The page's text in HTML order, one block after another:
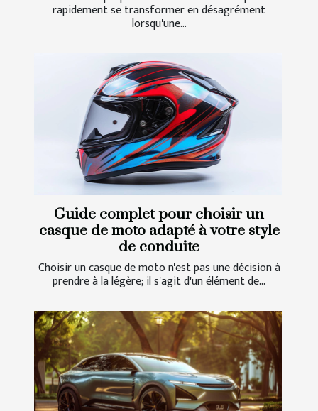
rapidement se transformer en désagrément
lorsqu'une...
Guide complet pour choisir un
casque de moto adapté à votre style
de conduite
Choisir un casque de moto n'est pas une décision à
prendre à la légère; il s'agit d'un élément de...